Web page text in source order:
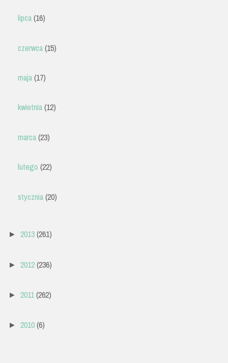
lipca(16)
czerwca(15)
maja(17)
kwietnia(12)
marca(23)
lutego (22)
stycznia(20)
► 2013(261)
► 2012(236)
► 2011(262)
► 2010(6)